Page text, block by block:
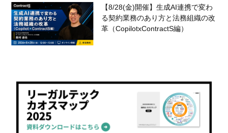
【8/28(金)開催】生成AI連携で変わ
る契約業務のあり方と法務組織の改
革（CopilotxContractS編）